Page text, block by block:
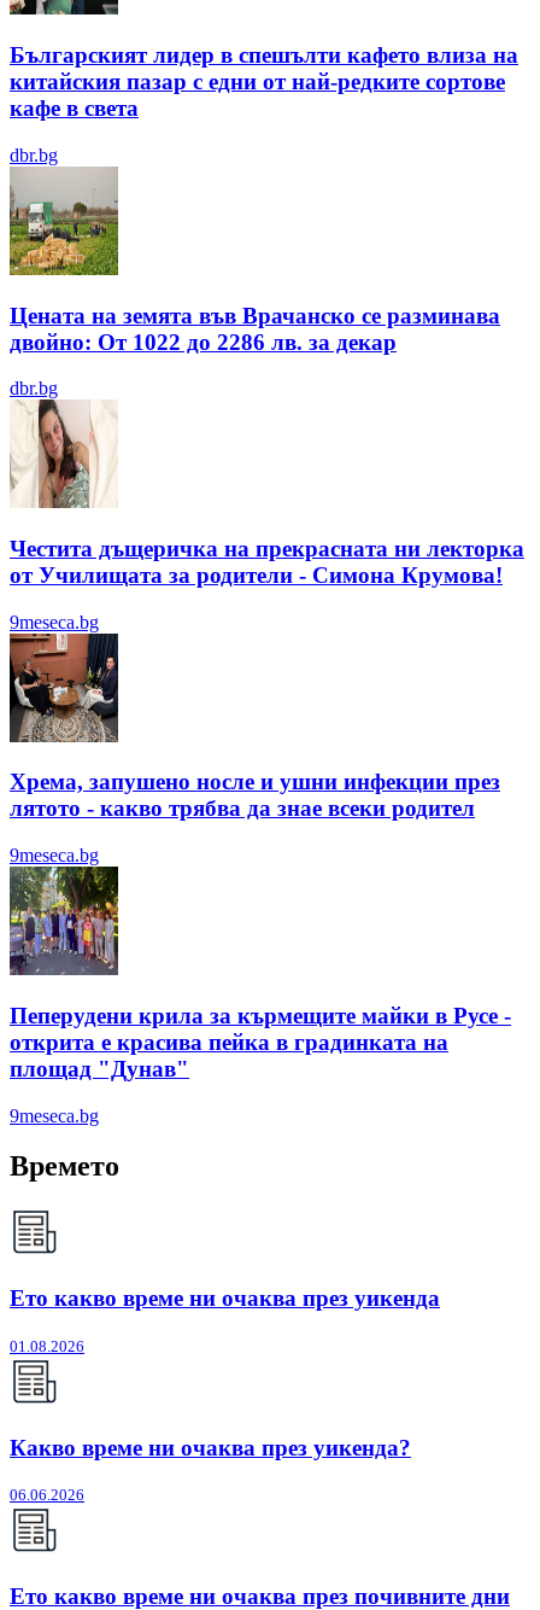
Българският лидер в спешълти кафето влиза на
китайския пазар с едни от най-редките сортове
кафе в света
dbr.bg
Цената на земята във Врачанско се разминава
двойно: От 1022 до 2286 лв. за декар
dbr.bg
Честита дъщеричка на прекрасната ни лекторка
от Училищата за родители - Симона Крумова!
9meseca.bg
Хрема, запушено носле и ушни инфекции през
лятотo - какво трябва да знае всеки родител
9meseca.bg
Пеперудени крила за кърмещите майки в Русе -
открита е красива пейка в градинката на
площад "Дунав"
9meseca.bg
Времето
Ето какво време ни очаква през уикенда
01.08.2026
Какво време ни очаква през уикенда?
06.06.2026
Ето какво време ни очаква през почивните дни